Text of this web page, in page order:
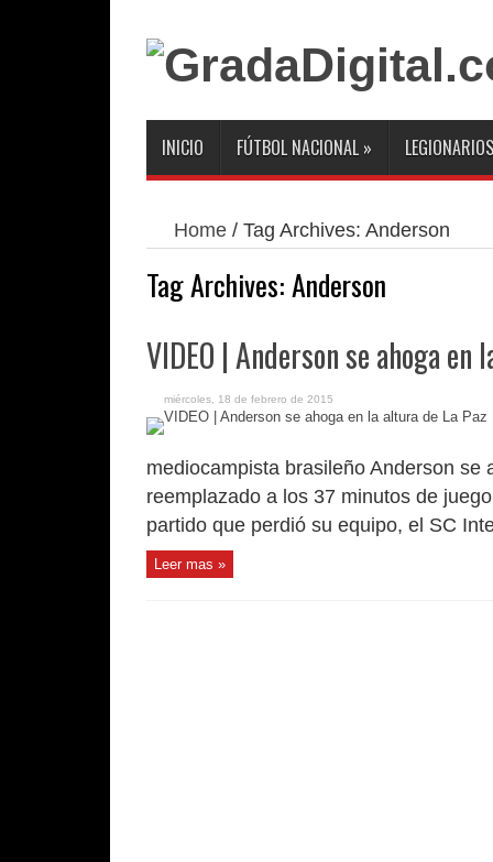
INICIO FÚTBOL NACIONAL » LEGIONARIOS
Home/ Tag Archives: Anderson
Tag Archives:Anderson
VIDEO | Anderson se ahoga en
miércoles, 18 de febrero de 2015
mediocampista brasileño Anderson se
reemplazado a los 37 minutos de
partido que perdió su equipo, el SC
Leer mas »